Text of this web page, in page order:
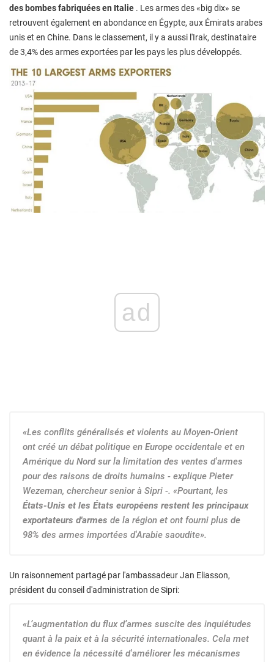
des bombes fabriquées en Italie . Les armes des «big dix» se
retrouvent également en abondance en Égypte, aux Émirats arabes
unis et en Chine. Dans le classement, il y a aussi l'Irak, destinataire
de 3,4% des armes exportées par les pays les plus développés.
ad
«Les conflits généralisés et violents au Moyen-Orient
ont créé un débat politique en Europe occidentale et en
Amérique du Nord sur la limitation des ventes d'armes
pour des raisons de droits humains - explique Pieter
Wezeman, chercheur senior à Sipri -. «Pourtant, les
États-Unis et les États européens restent les principaux
exportateurs d'armes de la région et ont fourni plus de
98% des armes importées d'Arabie saoudite».
Un raisonnement partagé par l'ambassadeur Jan Eliasson,
président du conseil d'administration de Sipri:
«L’augmentation du flux d’armes suscite des inquiétudes
quant à la paix et à la sécurité internationales. Cela met
en évidence la nécessité d'améliorer les mécanismes